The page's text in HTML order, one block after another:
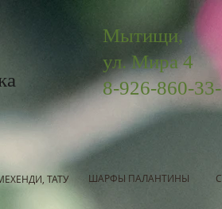
Мытищи,
ул. Мира 4
8-926-860-33-
ТАТУ ШАРФЫ ПАЛАНТИНЫ